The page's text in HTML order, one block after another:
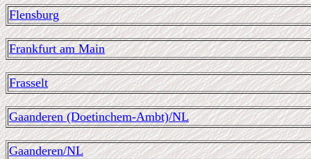
Flensburg
Frankfurt am Main
Frasselt
Gaanderen (Doetinchem-Ambt)/NL
Gaanderen/NL